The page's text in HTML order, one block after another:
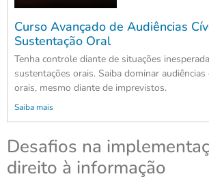
Curso Avançado de Audiências
Sustentação Oral
Tenha controle diante de situações
sustentações orais. Saiba dominar
orais, mesmo diante de imprevistos.
Saiba mais
Desafios na
direito à informação